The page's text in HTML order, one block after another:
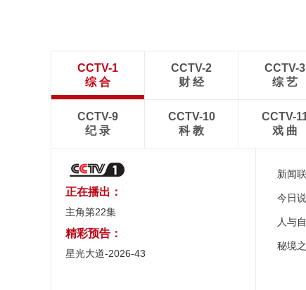
CCTV-1
综 合
CCTV-2
财 经
CCTV-3
综 艺
CCTV-9
纪 录
CCTV-10
科 教
CCTV-
戏 曲
正在播出：
主角第22集
精彩预告：
星光大道-2026-43
新闻
今日
人与
秘境